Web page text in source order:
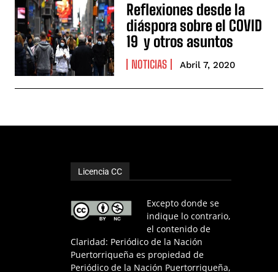
Reflexiones desde la
diáspora sobre el COVID
19 y otros asuntos
NOTICIAS Abril 7, 2020
Licencia CC
Excepto donde se
indique lo contrario,
el contenido de
Claridad: Periódico de la Nación
Puertorriqueña es propiedad de
Periódico de la Nación Puertorriqueña,